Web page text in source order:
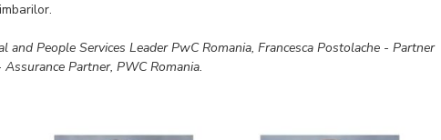
and People Services Leader PwC Romania, Francesca Postolache - Partner
Partner, PWC Romania.